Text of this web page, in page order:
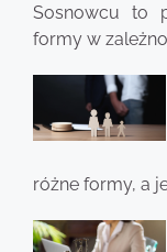
Sosnowcu to
formy w
różne formy, a